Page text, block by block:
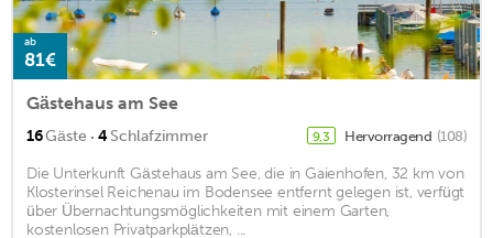
ab
81€
Gästehaus am See
16Gäste · 4Schlafzimmer 9,3 Hervorragend (108)
Die Unterkunft Gästehaus am See, die in Gaienhofen, 32 km von
Klosterinsel Reichenau im Bodensee entfernt gelegen ist, verfügt
über Übernachtungsmöglichkeiten mit einem Garten,
kostenlosen Privatparkplätzen, ...